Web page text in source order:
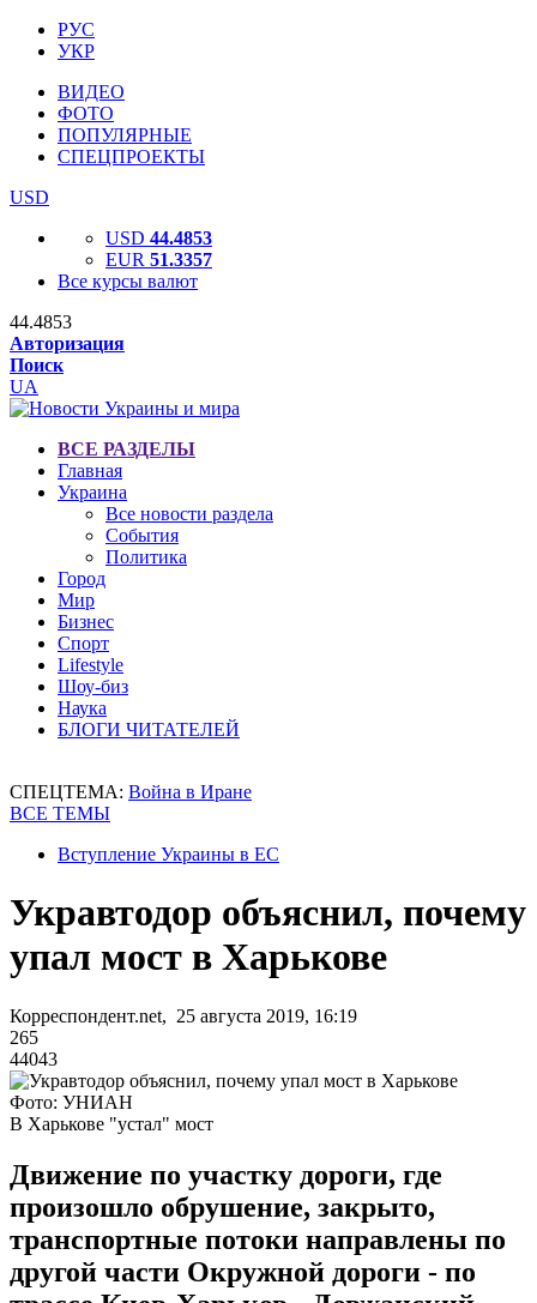
РУС
УКР
ВИДЕО
ФОТО
ПОПУЛЯРНЫЕ
СПЕЦПРОЕКТЫ
USD
USD 44.4853
EUR 51.3357
Все курсы валют
44.4853
Авторизация
Поиск
UA
ВСЕ РАЗДЕЛЫ
Главная
Украина
Все новости раздела
События
Политика
Город
Мир
Бизнес
Спорт
Lifestyle
Шоу-биз
Наука
БЛОГИ ЧИТАТЕЛЕЙ
СПЕЦТЕМА: Война в Иране
ВСЕ ТЕМЫ
Вступление Украины в ЕС
Укравтодор объяснил, почему
упал мост в Харькове
Корреспондент.net, 25 августа 2019, 16:19
265
44043
Фото: УНИАН
В Харькове "устал" мост
Движение по участку дороги, где
произошло обрушение, закрыто,
транспортные потоки направлены по
другой части Окружной дороги - по